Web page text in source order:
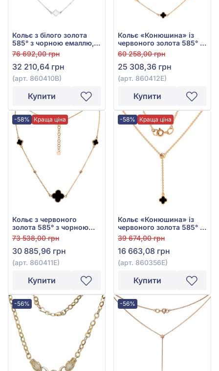
Кольє з білого золота
585° з чорною емаллю,
арт. 860410В
76 692,00 грн
32 210,64 грн
(арт. 860410В)
Купити
Кольє «Конюшина» із
червоного золота 585° з
чорною емаллю, арт.
860412Е
60 258,00 грн
25 308,36 грн
(арт. 860412Е)
Купити
-58% Краща ціна
Кольє з червоного
золота 585° з чорною
емаллю, арт. 860411Е
73 538,00 грн
30 885,96 грн
(арт. 860411Е)
Купити
-58% Краща ціна
Кольє «Конюшина» із
червоного золота 585° з
чорною емаллю, арт.
860356Е
39 674,00 грн
16 663,08 грн
(арт. 860356Е)
Купити
-56% -56%